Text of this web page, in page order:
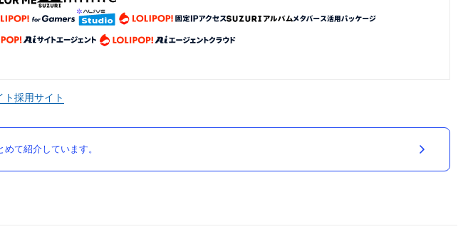
ト採用サイト
て紹介しています。